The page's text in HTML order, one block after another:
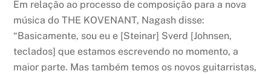
Em relação ao processo de composição para a nova
música do THE KOVENANT, Nagash disse:
“Basicamente, sou eu e [Steinar] Sverd [Johnsen,
teclados] que estamos escrevendo no momento, a
maior parte. Mas também temos os novos guitarristas,